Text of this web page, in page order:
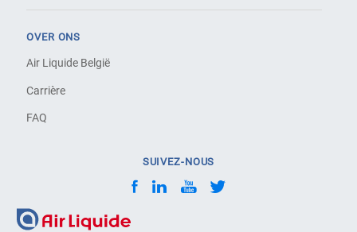
OVER ONS
Air Liquide België
Carrière
FAQ
SUIVEZ-NOUS